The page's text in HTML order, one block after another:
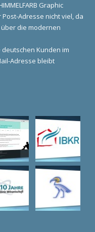
Graphic
Adresse nicht viel, da
die modernen
Kunden im
Adresse bleibt